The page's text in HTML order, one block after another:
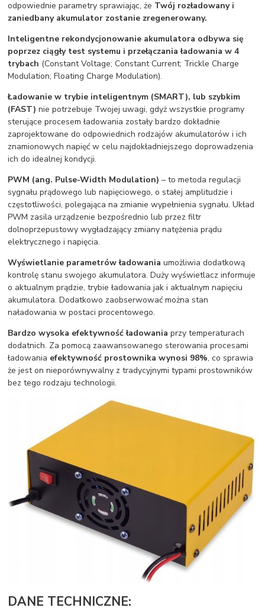
odpowiednie parametry sprawiając, że Twój rozładowany i
zaniedbany akumulator zostanie zregenerowany.
Inteligentne rekondycjonowanie akumulatora odbywa się
poprzez ciągły test systemu i przełączania ładowania w 4
trybach (Constant Voltage; Constant Current; Trickle Charge
Modulation; Floating Charge Modulation).
Ładowanie w trybie inteligentnym (SMART), lub szybkim
(FAST) nie potrzebuje Twojej uwagi, gdyż wszystkie programy
sterujące procesem ładowania zostały bardzo dokładnie
zaprojektowane do odpowiednich rodzajów akumulatorów i ich
znamionowych napięć w celu najdokładniejszego doprowadzenia
ich do idealnej kondycji.
PWM (ang. Pulse-Width Modulation) – to metoda regulacji
sygnału prądowego lub napięciowego, o stałej amplitudzie i
częstotliwości, polegająca na zmianie wypełnienia sygnału. Układ
PWM zasila urządzenie bezpośrednio lub przez filtr
dolnoprzepustowy wygładzający zmiany natężenia prądu
elektrycznego i napięcia.
Wyświetlanie parametrów ładowania umożliwia dodatkową
kontrolę stanu swojego akumulatora. Duży wyświetlacz informuje
o aktualnym prądzie, trybie ładowania jak i aktualnym napięciu
akumulatora. Dodatkowo zaobserwować można stan
naładowania w postaci procentowego.
Bardzo wysoka efektywność ładowania przy temperaturach
dodatnich. Za pomocą zaawansowanego sterowania procesami
ładowania efektywność prostownika wynosi 98%, co sprawia
że jest on nieporównywalny z tradycyjnymi typami prostowników
bez tego rodzaju technologii.
DANE TECHNICZNE: